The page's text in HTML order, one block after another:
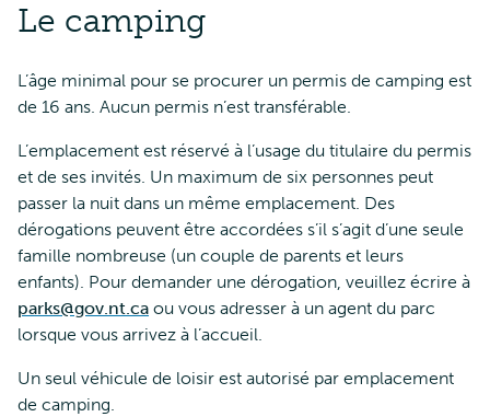
Le camping
L’âge minimal pour se procurer un permis de camping est
de 16 ans. Aucun permis n’est transférable.
L’emplacement est réservé à l’usage du titulaire du permis
et de ses invités. Un maximum de six personnes peut
passer la nuit dans un même emplacement. Des
dérogations peuvent être accordées s’il s’agit d’une seule
famille nombreuse (un couple de parents et leurs
enfants). Pour demander une dérogation, veuillez écrire à
parks@gov.nt.ca ou vous adresser à un agent du parc
lorsque vous arrivez à l’accueil.
Un seul véhicule de loisir est autorisé par emplacement
de camping.